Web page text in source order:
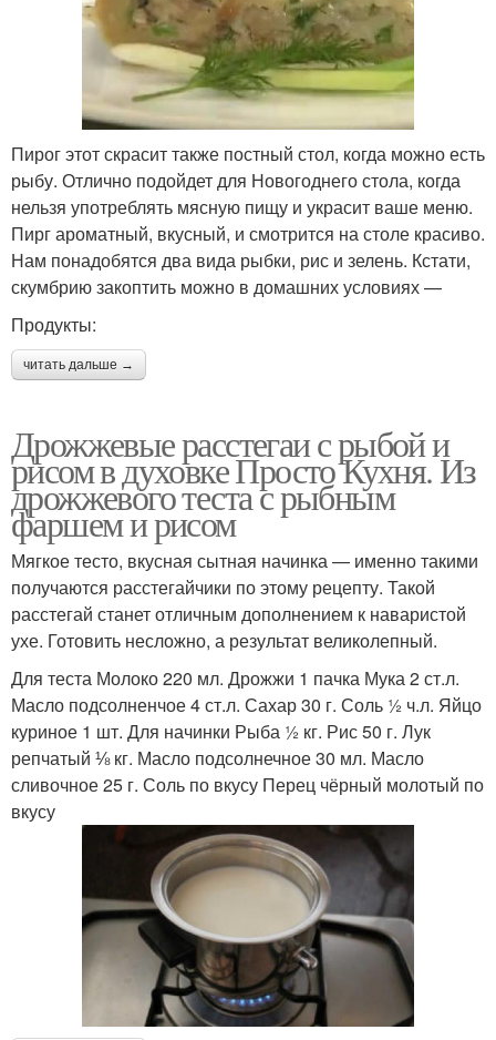
Пирог этот скрасит также постный стол, когда можно есть
рыбу. Отлично подойдет для Новогоднего стола, когда
нельзя употреблять мясную пищу и украсит ваше меню.
Пирг ароматный, вкусный, и смотрится на столе красиво.
Нам понадобятся два вида рыбки, рис и зелень. Кстати,
скумбрию закоптить можно в домашних условиях —
Продукты:
читать дальше →
Дрожжевые расстегаи с рыбой и
рисом в духовке Просто Кухня. Из
дрожжевого теста с рыбным
фаршем и рисом
Мягкое тесто, вкусная сытная начинка — именно такими
получаются расстегайчики по этому рецепту. Такой
расстегай станет отличным дополнением к наваристой
ухе. Готовить несложно, а результат великолепный.
Для теста Молоко 220 мл. Дрожжи 1 пачка Мука 2 ст.л.
Масло подсолненчое 4 ст.л. Сахар 30 г. Соль ½ ч.л. Яйцо
куриное 1 шт. Для начинки Рыба ½ кг. Рис 50 г. Лук
репчатый ⅛ кг. Масло подсолнечное 30 мл. Масло
сливочное 25 г. Соль по вкусу Перец чёрный молотый по
вкусу